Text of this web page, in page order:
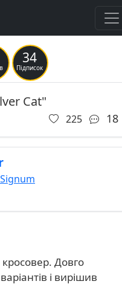
34
Підписок
Cat"
225 18
Довго
і вирішив